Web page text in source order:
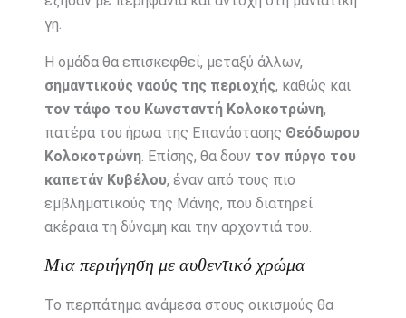
γη.
Η ομάδα θα επισκεφθεί, μεταξύ άλλων,
σημαντικούς ναούς της περιοχής, καθώς και
τον τάφο του Κωνσταντή Κολοκοτρώνη,
πατέρα του ήρωα της Επανάστασης Θεόδωρου
Κολοκοτρώνη. Επίσης, θα δουν τον πύργο του
καπετάν Κυβέλου, έναν από τους πιο
εμβληματικούς της Μάνης, που διατηρεί
ακέραια τη δύναμη και την αρχοντιά του.
Μια περιήγηση με αυθεντικό χρώμα
Το περπάτημα ανάμεσα στους οικισμούς θα